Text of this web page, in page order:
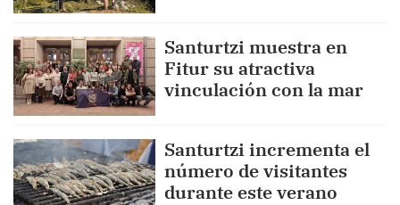
Santurtzi muestra en
Fitur su atractiva
vinculación con la mar
Santurtzi incrementa el
número de visitantes
durante este verano